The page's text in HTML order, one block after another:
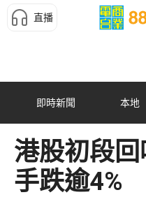
直播
即時新聞 本地
港股初段
手跌逾4%